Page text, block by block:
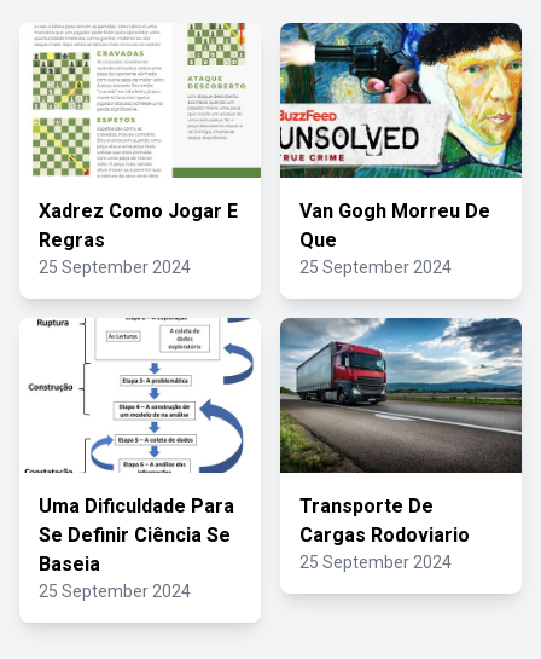
Xadrez Como Jogar E
Regras
25 September 2024
Van Gogh Morreu De
Que
25 September 2024
Uma Dificuldade Para
Se Definir Ciência Se
Baseia
25 September 2024
Transporte De
Cargas Rodoviario
25 September 2024